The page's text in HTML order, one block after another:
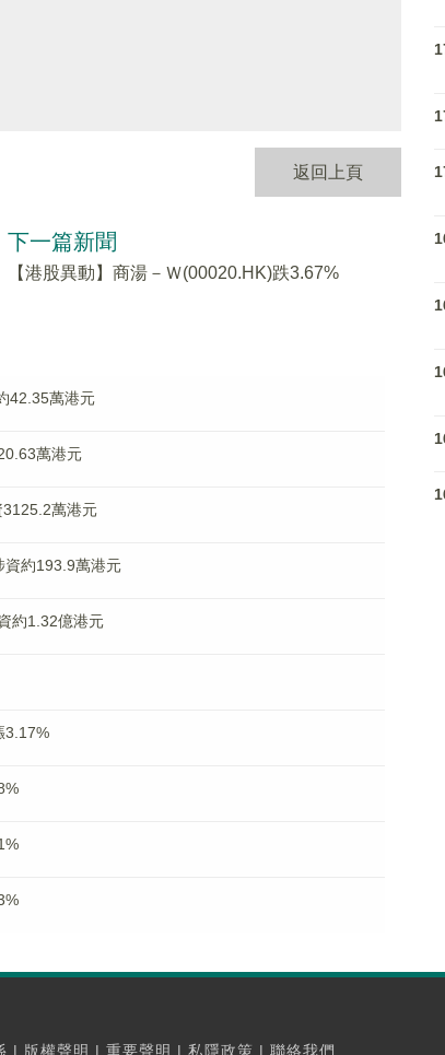
返回上頁
下一篇新聞
【港股異動】商湯－Ｗ(00020.HK)跌3.67%
42.35萬港元
萬港元
萬港元
資約193.9萬港元
約1.32億港元
3.17%
| 版權聲明 | 重要聲明 | 私隱政策 | 聯絡我們